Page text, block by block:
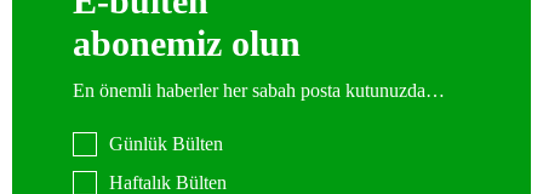
abonemiz olun
En önemli haberler her sabah posta kutunuzda…
Günlük Bülten
Haftalık Bülten